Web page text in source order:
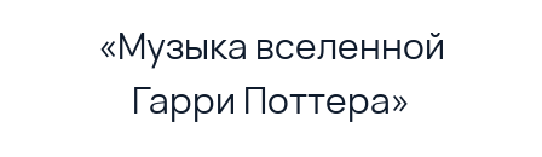
«Музыка вселенной
Гарри Поттера»